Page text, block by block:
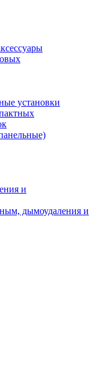
установки
и
дымоудаления и